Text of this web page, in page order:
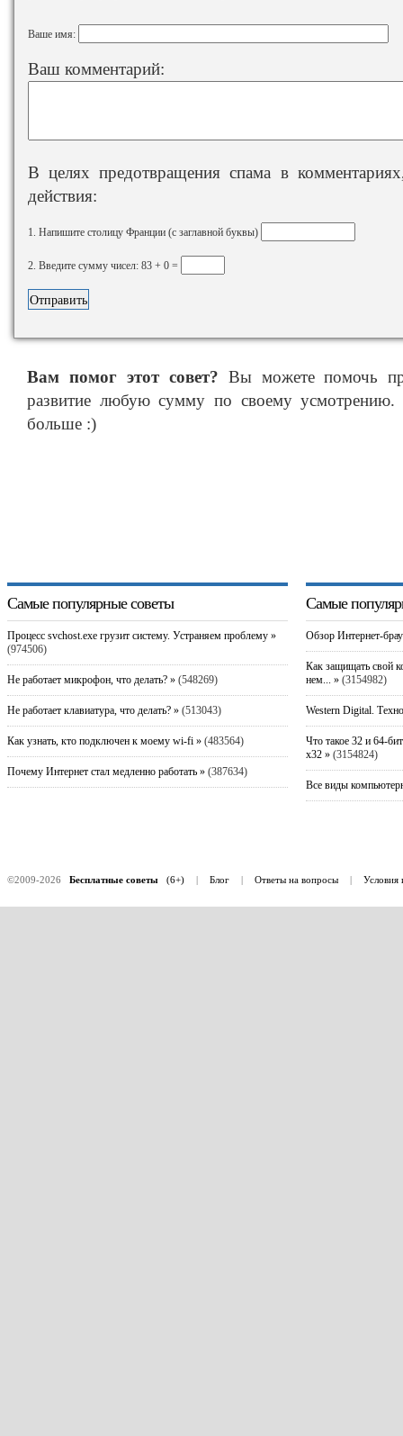
Ваше имя:
Ваш комментарий:
В целях предотвращения спама в
действия:
1. Напишите столицу Франции (с заглавной буквы)
2. Введите сумму чисел: 83 + 0 =
Вам помог этот совет? Вы можете помочь
развитие любую сумму по своему
больше :)
Самые популярные советы
Процесс svchost.exe грузит систему. Устраняем проблему »
(974506)
Не работает микрофон, что делать? »(548269)
Не работает клавиатура, что делать? »(513043)
Как узнать, кто подключен к моему wi-fi »(483564)
Почему Интернет стал медленно работать »(387634)
Самые
Обзор Интернет-
Как защищать свой
нем... »(3154982)
Western Digital.
Что такое 32 и 64-
x32 »(3154824)
Все виды
©2009-2026 Бесплатные советы(6+) | Блог | Ответы на вопросы | Условия